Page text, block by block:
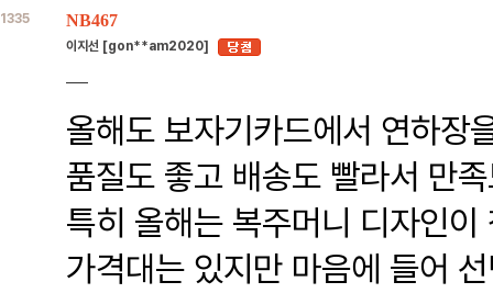
1335 NB467
이지선 [gon**am2020]
올해도 보자기카드에서 연하장
품질도 좋고 배송도 빨라서 만
특히 올해는 복주머니 디자인이
가격대는 있지만 마음에 들어